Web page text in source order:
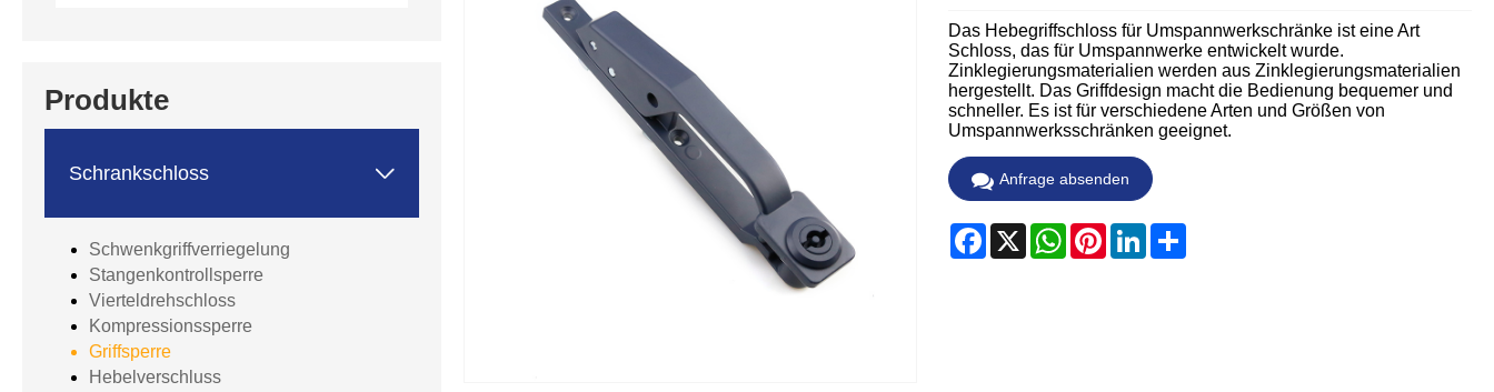
Svenska
magyar
Produkte
Schrankschloss 
Schwenkgriffverriegelung
Stangenkontrollsperre
Vierteldrehschloss
Kompressionssperre
Griffsperre
Hebelverschluss
Das Hebegriffschloss für Umspannwerkschränke ist eine Art
Schloss, das für Umspannwerke entwickelt wurde.
Zinklegierungsmaterialien werden aus Zinklegierungsmaterialien
hergestellt. Das Griffdesign macht die Bedienung bequemer und
schneller. Es ist für verschiedene Arten und Größen von
Umspannwerksschränken geeignet.
Anfrage absenden
Facebook
X WhatsApp
PinterestLinkedInShare